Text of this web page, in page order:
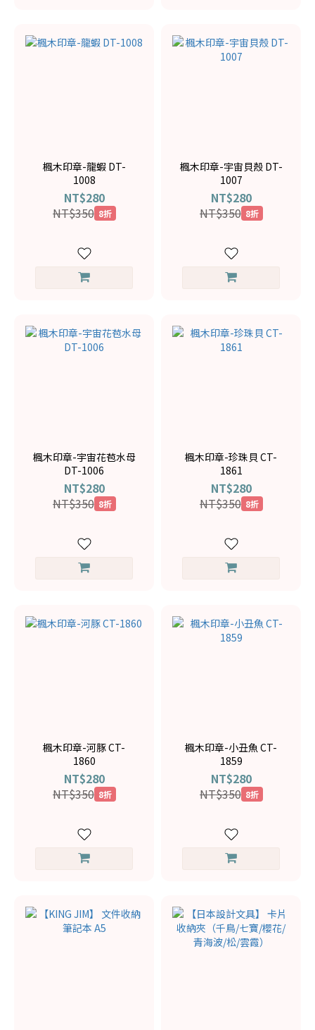
楓木印章-龍蝦 DT-
1008
NT$280
NT$350 8折
楓木印章-宇宙貝殼 DT-
1007
NT$280
NT$350 8折
楓木印章-宇宙花苞水母
DT-1006
NT$280
NT$350 8折
楓木印章-珍珠貝 CT-
1861
NT$280
NT$350 8折
楓木印章-河豚 CT-
1860
NT$280
NT$350 8折
楓木印章-小丑魚 CT-
1859
NT$280
NT$350 8折